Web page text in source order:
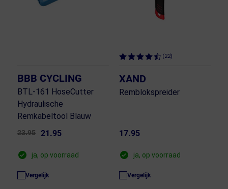
BBB CYCLING
BTL-161 HoseCutter
Hydraulische
Remkabeltool Blauw
23.95 21.95
ja, op voorraad
Vergelijk
(22)
XAND
Remblokspreider
17.95
ja, op voorraad
Vergelijk